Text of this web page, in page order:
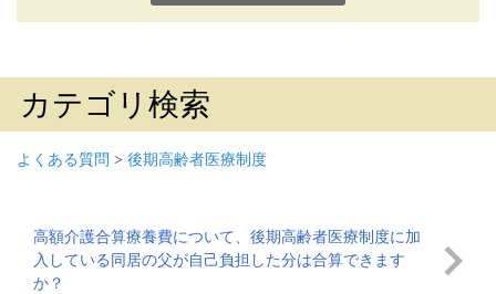
カテゴリ検索
よくある質問 > 後期高齢者医療制度
高額介護合算療養費について、後期高齢者医療制度に加
入している同居の父が自己負担した分は合算できます
か？